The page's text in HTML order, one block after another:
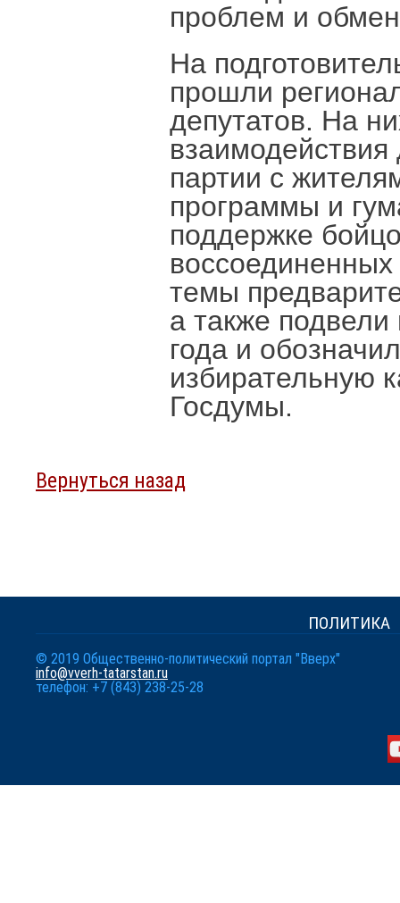
проблем и
На
прошли
депутатов. На
взаимодействия
партии с
программы и
поддержке
воссоединенных
темы
а также
года и
избирательную
Госдумы.
Вернуться назад
ПОЛИТИКА
© 2019 Общественно-политический портал "Вверх"
info@vverh-tatarstan.ru
телефон: +7 (843) 238-25-28